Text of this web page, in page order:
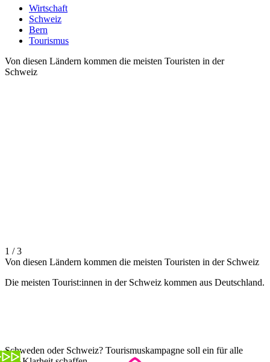
Wirtschaft
Schweiz
Bern
Tourismus
Von diesen Ländern kommen die meisten Touristen in der
Schweiz
1 / 3
Von diesen Ländern kommen die meisten Touristen in der Schweiz
Die meisten Tourist:innen in der Schweiz kommen aus Deutschland.
Schweden oder Schweiz? Tourismuskampagne soll ein für alle